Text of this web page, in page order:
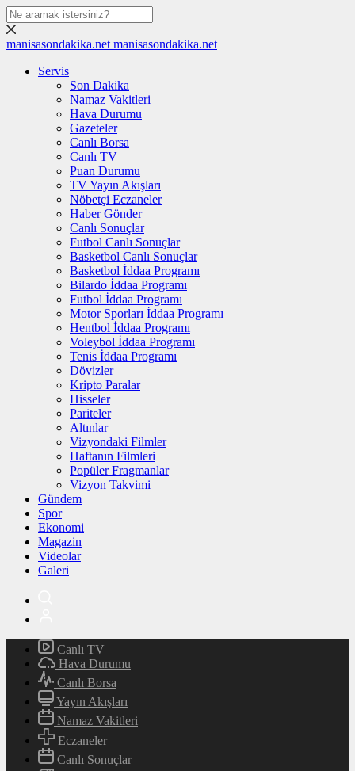
manisasondakika.net manisasondakika.net
Servis
Son Dakika
Namaz Vakitleri
Hava Durumu
Gazeteler
Canlı Borsa
Canlı TV
Puan Durumu
TV Yayın Akışları
Nöbetçi Eczaneler
Haber Gönder
Canlı Sonuçlar
Futbol Canlı Sonuçlar
Basketbol Canlı Sonuçlar
Basketbol İddaa Programı
Bilardo İddaa Programı
Futbol İddaa Programı
Motor Sporları İddaa Programı
Hentbol İddaa Programı
Voleybol İddaa Programı
Tenis İddaa Programı
Dövizler
Kripto Paralar
Hisseler
Pariteler
Altınlar
Vizyondaki Filmler
Haftanın Filmleri
Popüler Fragmanlar
Vizyon Takvimi
Gündem
Spor
Ekonomi
Magazin
Videolar
Galeri
Canlı TV
Hava Durumu
Canlı Borsa
Yayın Akışları
Namaz Vakitleri
Eczaneler
Canlı Sonuçlar